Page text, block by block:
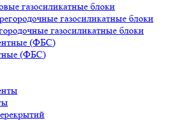
газосиликатные блоки
газосиликатные блоки
(ФБС)